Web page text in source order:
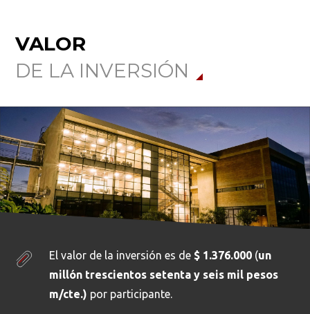
VALOR
DE LA INVERSIÓN
El valor de la inversión es de $ 1.376.000(un
millón trescientos setenta y seis mil pesos
m/cte.) por participante.